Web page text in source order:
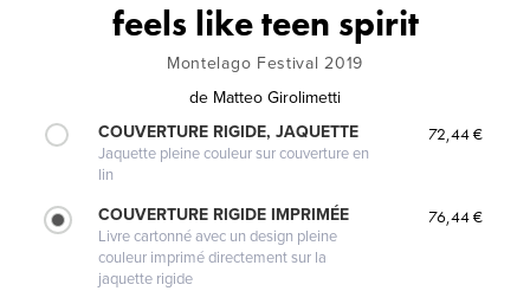
feels like teen spirit
Montelago Festival 2019
de Matteo Girolimetti
COUVERTURE RIGIDE, JAQUETTE
Jaquette pleine couleur sur couverture en
lin
72,44 €
COUVERTURE RIGIDE IMPRIMÉE
Livre cartonné avec un design pleine
couleur imprimé directement sur la
jaquette rigide
76,44 €